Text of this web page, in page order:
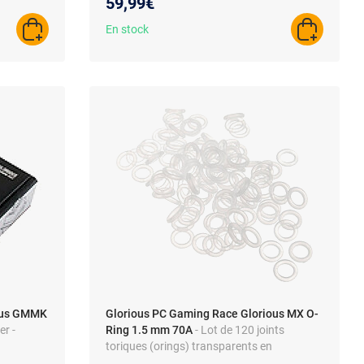
MX
AJOUTER AU PANIER
En stock
AJOUTER
GMMK
-
Glorious PC Gaming Race Glorious MX O-
Ring 1.5 mm 70A- Lot de 120 joints
toriques (orings) transparents en